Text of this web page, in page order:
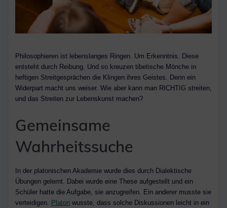
Philosophieren ist lebenslanges Ringen. Um Erkenntnis. Diese
entsteht durch Reibung. Und so kreuzen tibetische Mönche in
heftigen Streitgesprächen die Klingen ihres Geistes. Denn ein
Widerpart macht uns weiser. Wie aber kann man RICHTIG streiten,
und das Streiten zur Lebenskunst machen?
Gemeinsame
Wahrheitssuche
In der platonischen Akademie wurde dies durch Dialektische
Übungen gelernt. Dabei wurde eine These aufgestellt und ein
Schüler hatte die Aufgabe, sie anzugreifen. Ein anderer musste sie
verteidigen. Platon wusste, dass solche Diskussionen leicht in ein